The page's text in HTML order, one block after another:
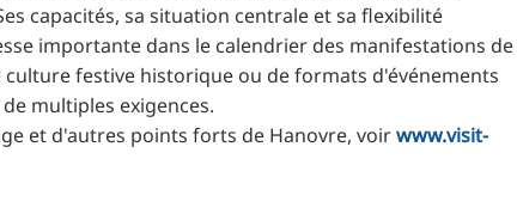
capacités, sa situation centrale et sa flexibilité
importante dans le calendrier des manifestations de
culture festive historique ou de formats d'événements
multiples exigences.
et d'autres points forts de Hanovre, voirwww.visit-